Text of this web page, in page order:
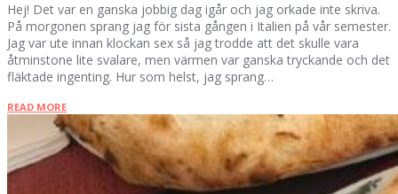
Hej! Det var en ganska jobbig dag igår och jag orkade inte skriva.
På morgonen sprang jag för sista gången i Italien på vår semester.
Jag var ute innan klockan sex så jag trodde att det skulle vara
åtminstone lite svalare, men värmen var ganska tryckande och det
fläktade ingenting. Hur som helst, jag sprang…
READ MORE